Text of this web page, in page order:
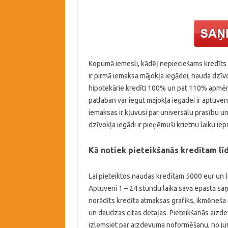
Kopumā iemesli, kādēļ nepieciešams
ir pirmā iemaksa mājokļa iegādei, nauda
hipotekārie kredīti 100% un pat 110%
patlaban var iegūt mājokļa iegādei ir
iemaksas ir kļuvusi par universālu prasību
dzīvokļa iegādi ir pieņēmuši krietnu laiku
Kā notiek pieteikšanās kredītam
Lai pieteiktos naudas kredītam 5000 eur un
Aptuveni 1 – 24 stundu laikā savā epastā
norādīts kredīta atmaksas grafiks,
un daudzas citas detaļas. Pieteikšanās
izlemsiet par aizdevuma noformēšanu, no